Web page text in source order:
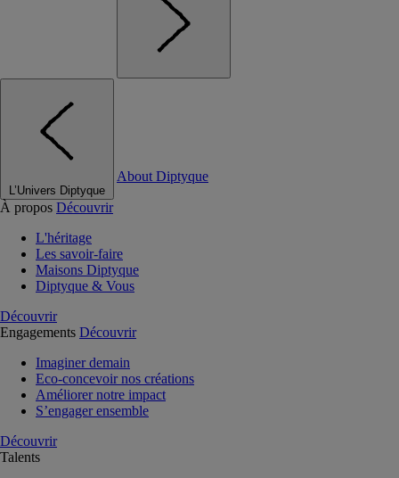
L’Univers Diptyque
About Diptyque
À propos Découvrir
L'héritage
Les savoir-faire
Maisons Diptyque
Diptyque & Vous
Découvrir
Engagements Découvrir
Imaginer demain
Eco-concevoir nos créations
Améliorer notre impact
S’engager ensemble
Découvrir
Talents